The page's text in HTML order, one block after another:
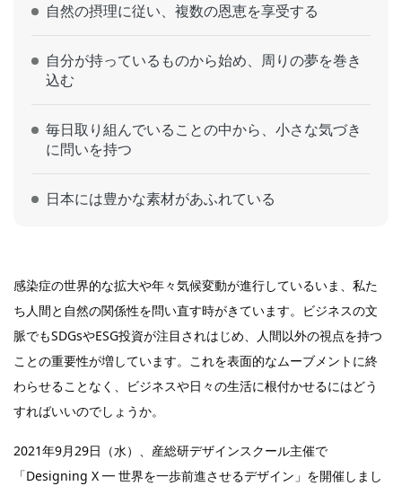
自然の摂理に従い、複数の恩恵を享受する
自分が持っているものから始め、周りの夢を巻き
込む
毎日取り組んでいることの中から、小さな気づき
に問いを持つ
日本には豊かな素材があふれている
感染症の世界的な拡大や年々気候変動が進行しているいま、私た
ち人間と自然の関係性を問い直す時がきています。ビジネスの文
脈でもSDGsやESG投資が注目されはじめ、人間以外の視点を持つ
ことの重要性が増しています。これを表面的なムーブメントに終
わらせることなく、ビジネスや日々の生活に根付かせるにはどう
すればいいのでしょうか。
2021年9月29日（水）、産総研デザインスクール主催で
「Designing X ━ 世界を一歩前進させるデザイン」を開催しまし